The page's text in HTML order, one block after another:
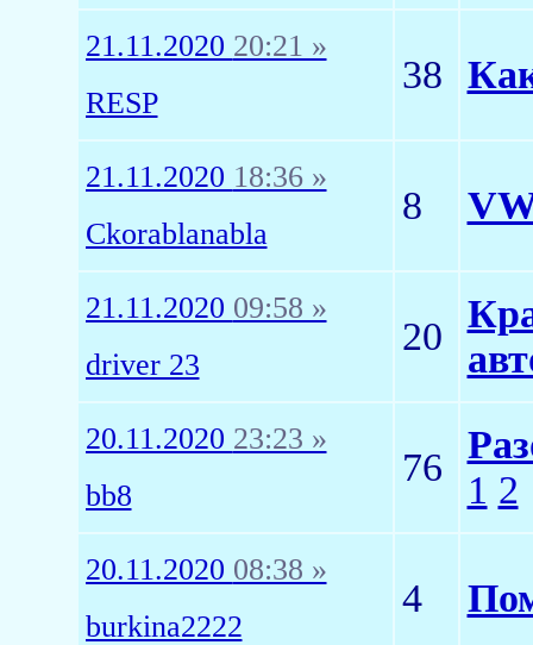
21.11.2020 20:21 »
RESP
38
21.11.2020 18:36 »
Ckorablanabla
8
21.11.2020 09:58 »
driver 23
20
20.11.2020 23:23 »
bb8
76
1 2
20.11.2020 08:38 »
burkina2222
4